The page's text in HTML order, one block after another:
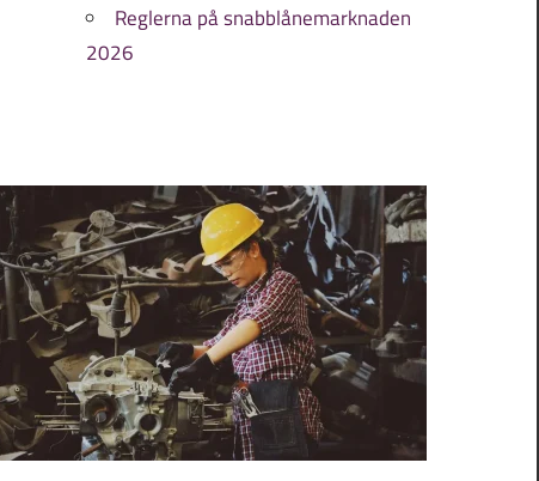
Reglerna på snabblånemarknaden
2026